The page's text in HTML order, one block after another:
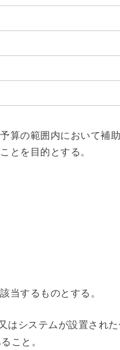
算の範囲内において補
とを目的とする。
当するものとする。
はシステムが設置され
こと。